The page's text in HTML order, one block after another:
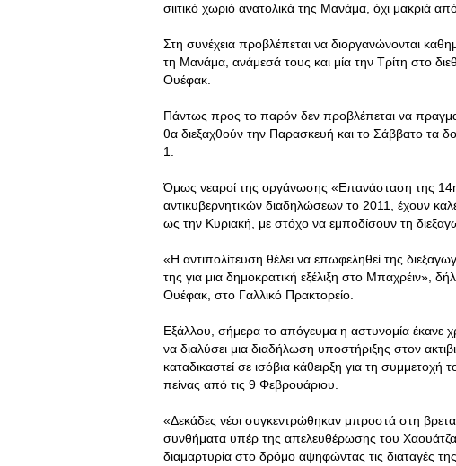
σιιτικό χωριό ανατολικά της Μανάμα, όχι μακριά
Στη συνέχεια προβλέπεται να διοργανώνονται
τη Μανάμα, ανάμεσά τους και μία την Τρίτη στο
Ουέφακ.
Πάντως προς το παρόν δεν προβλέπεται να
θα διεξαχθούν την Παρασκευή και το Σάββατο τα
1.
Όμως νεαροί της οργάνωσης «Επανάσταση της
αντικυβερνητικών διαδηλώσεων το 2011, έχουν
ως την Κυριακή, με στόχο να εμποδίσουν τη
«Η αντιπολίτευση θέλει να επωφεληθεί της
της για μια δημοκρατική εξέλιξη στο Μπαχρέιν»,
Ουέφακ, στο Γαλλικό Πρακτορείο.
Εξάλλου, σήμερα το απόγευμα η αστυνομία έκανε
να διαλύσει μια διαδήλωση υποστήριξης στον
καταδικαστεί σε ισόβια κάθειρξη για τη συμμετοχή
πείνας από τις 9 Φεβρουάριου.
«Δεκάδες νέοι συγκεντρώθηκαν μπροστά στη
συνθήματα υπέρ της απελευθέρωσης του
διαμαρτυρία στο δρόμο αψηφώντας τις διαταγές